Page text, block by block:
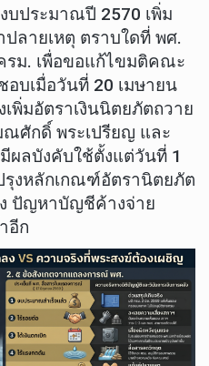
ประมาณปี 2570 เพิ่ม
ปลายเหตุ ตราบใดที่ พศ.
รม. เพื่อขอแก้ไขมติคณะ
บเมื่อวันที่ 20 เมษายน
พิ่มอัตราเงินนิตยภัตถวาย
ศักดิ์ พระเปรียญ และ
ผลบังคับใช้ตั้งแต่วันที่ 1
รุงหลักเกณฑ์อัตรานิตยภัต
ปัญหาบัญชีค้างจ่าย
อีก